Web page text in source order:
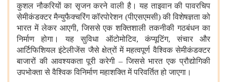
कुशल नौकरियों का सृजन करने वाली है। यह ताइवान की पावरचिप
सेमीकंडक्टर मैन्युफैक्चरिंग कॉरपोरेशन (पीएसएमसी) की विशेषज्ञता को
भारत में लेकर आएगी, जिससे एक शक्तिशाली तकनीकी गठबंधन का
निर्माण होगा। यह सुविधा ऑटोमोटिव, कंप्यूटिंग, संचार और
आर्टिफिशियल इंटेलीजेंस जैसे क्षेत्रों में महत्वपूर्ण वैश्विक सेमीकंडक्टर
बाजारों की आवश्यकता पूरी करेगी – जिससे भारत एक प्रौद्योगिकी
उपभोक्ता से वैश्विक विनिर्माण महाशक्ति में परिवर्तित हो जाएगा।